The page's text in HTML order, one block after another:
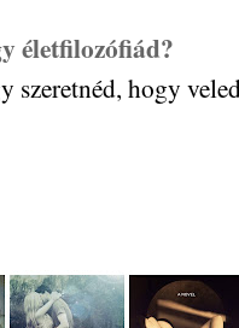
életfilozófiád?
szeretnéd, hogy